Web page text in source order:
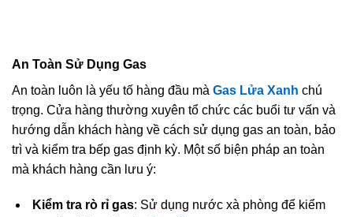
An Toàn Sử Dụng Gas
An toàn luôn là yếu tố hàng đầu mà Gas Lửa Xanh chú
trọng. Cửa hàng thường xuyên tổ chức các buổi tư vấn và
hướng dẫn khách hàng về cách sử dụng gas an toàn, bảo
trì và kiểm tra bếp gas định kỳ. Một số biện pháp an toàn
mà khách hàng cần lưu ý:
Kiểm tra rò rỉ gas: Sử dụng nước xà phòng để kiểm